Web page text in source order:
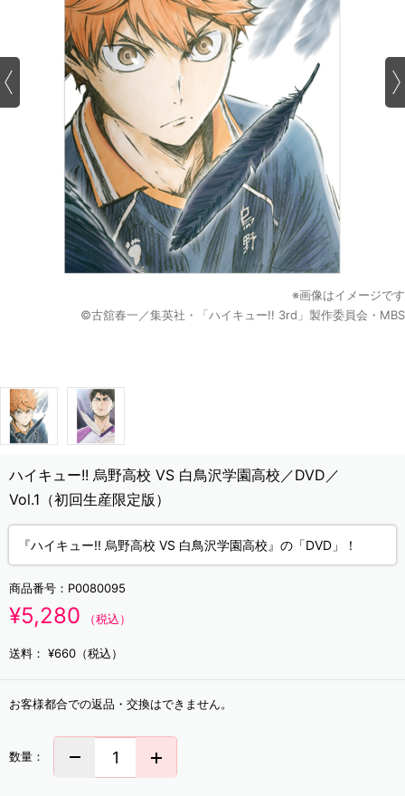
※画像はイメージです
©古舘春一／集英社・「ハイキュー!! 3rd」製作委員会・MBS
ハイキュー!! 烏野高校 VS 白鳥沢学園高校／DVD／
Vol.1（初回生産限定版）
『ハイキュー!! 烏野高校 VS 白鳥沢学園高校』の「DVD」！
商品番号： P0080095
¥5,280 （税込）
送料： ¥660（税込）
お客様都合での返品・交換はできません。
数量：